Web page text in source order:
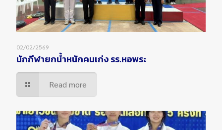
02/02/2569
นักกีฬายกน้ำหนักคนเก่ง รร.หอพระ
Read more